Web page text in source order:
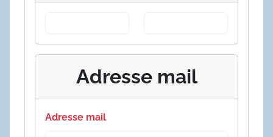
Adresse mail
Adresse mail